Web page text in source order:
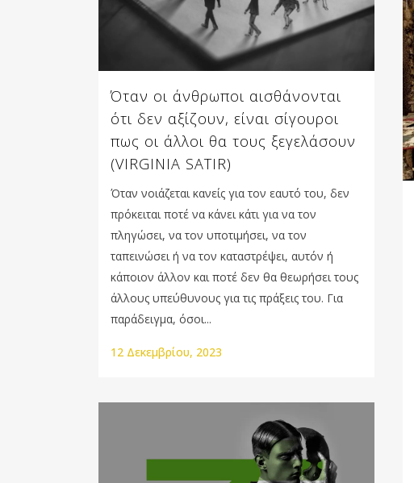
Όταν οι άνθρωποι αισθάνονται
ότι δεν αξίζουν, είναι σίγουροι
πως οι άλλοι θα τους ξεγελάσουν
(VIRGINIA SATIR)
Όταν νοιάζεται κανείς για τον εαυτό του, δεν
πρόκειται ποτέ να κάνει κάτι για να τον
πληγώσει, να τον υποτιμήσει, να τον
ταπεινώσει ή να τον καταστρέψει, αυτόν ή
κάποιον άλλον και ποτέ δεν θα θεωρήσει τους
άλλους υπεύθυνους για τις πράξεις του. Για
παράδειγμα, όσοι...
12 Δεκεμβρίου, 2023